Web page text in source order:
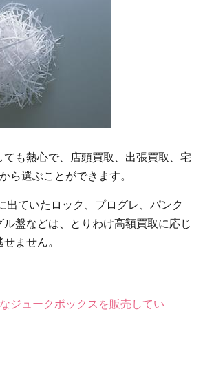
ても熱心で、店頭買取、出張買取、宅
ら選ぶことができます。
出ていたロック、プログレ、パンク
盤などは、とりわけ高額買取に応じ
ません。
ジュークボックスを販売してい